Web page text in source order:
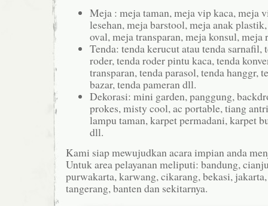
Meja : meja taman, meja vip kaca, meja
lesehan, meja barstool, meja anak
oval, meja transparan, meja konsul,
Tenda: tenda kerucut atau tenda sarnafil,
roder, tenda roder pintu kaca, tenda
transparan, tenda parasol, tenda hanggr,
bazar, tenda pameran dll.
Dekorasi: mini garden, panggung,
prokes, misty cool, ac portable, tiang
lampu taman, karpet permadani, karpet
dll.
Kami siap mewujudkan acara impian anda
Untuk area pelayanan meliputi: bandung,
purwakarta, karwang, cikarang, bekasi,
tangerang, banten dan sekitarnya.